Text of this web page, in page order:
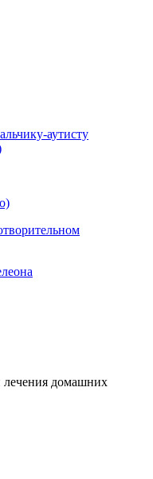
аутисту
лечения домашних